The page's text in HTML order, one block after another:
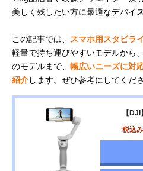
美しく残したい方に最適なデバイ
この記事では、 スマホ用スタビラ
軽量で持ち運びやすいモデルから
のモデルまで、 幅広いニーズに対
紹介します。ぜひ参考にしてくださ
【
税込